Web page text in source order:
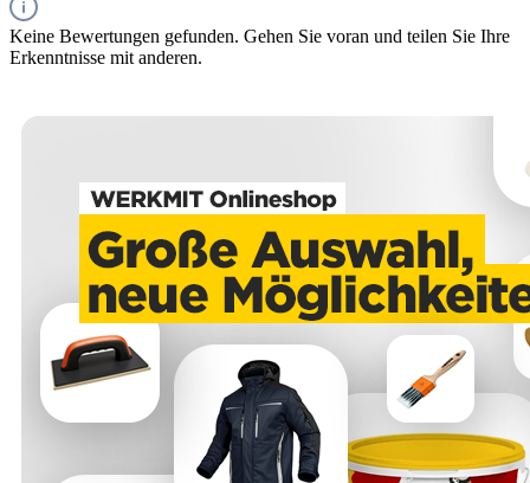
10 Sollbruchstellen je Klinge
Unsere anwendungstechnischen Empfehlungen dienen der Unterstützung
Sie entbinden nicht davon, unsere Produkte grundsätzlich auf ihre Eignung
für den vorgesehenen Anwendungszweck in eigener Verantwortung zu
Keine Bewertungen gefunden. Gehen Sie voran und teilen Sie Ihre
Erkenntnisse mit anderen.